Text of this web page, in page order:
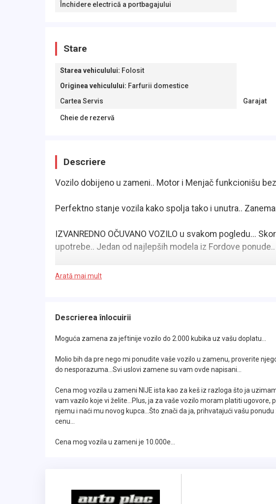
Închidere electrică a portbagajului
Stare
Starea vehiculului: Folosit
Originea vehiculului: Farfurii domestice
Cartea Servis
Garajat
Cheie de rezervă
Descriere
Vozilo dobijeno u zameni.. Motor i Menjač funkcionišu
Perfektno stanje vozila kako spolja tako i unutra..
IZVANREDNO OČUVANO VOZILO u svakom pogledu...
upotrebe.. Jedan od najlepših modela iz Fordove ponude..
Poseduje i ORGINALNU SERVISNU KNJIGU sa
Pokreće ga 1.6 Benzinski motor novije generacije sa
Savršeni mali gradski džip, stvoren, kako za urbane
ZA SVAKU PREPORUKU..
Poseduje veliki paket opreme u koji spada: Navigacija,
pozadi, Elektronsko otvaranje i zatvaranje gepeka, Alu
grejačima, Multimediju, Mp3 muziku, SERVISNU KNJIGU,
Arată mai mult
Descrierea înlocuirii
Moguća zamena za jeftinije vozilo do 2.000 kubika uz vašu doplatu...
Molio bih da pre nego mi ponudite vaše vozilo u zamenu, proverite
do nesporazuma...Svi uslovi zamene su vam ovde napisani...
Cena mog vozila u zameni NIJE ista kao za keš iz razloga što ja
vam vazilo koje vi želite...Plus, ja za vaše vozilo moram platiti ugovore,
njemu i naći mu novog kupca...Što znači da ja, prihvatajući vašu
cenu...
Cena mog vozila u zameni je 10.000e...